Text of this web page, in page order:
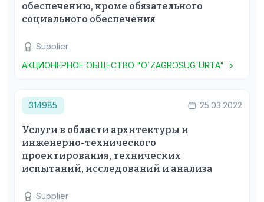
обеспечению, кроме обязательного
социального обеспечения
Supplier
АКЦИОНЕРНОЕ ОБЩЕСТВО "O`ZAGROSUG`URTA"
314985 25.03.2022
Услуги в области архитектуры и
инженерно-технического
проектирования, технических
испытаний, исследований и анализа
Supplier